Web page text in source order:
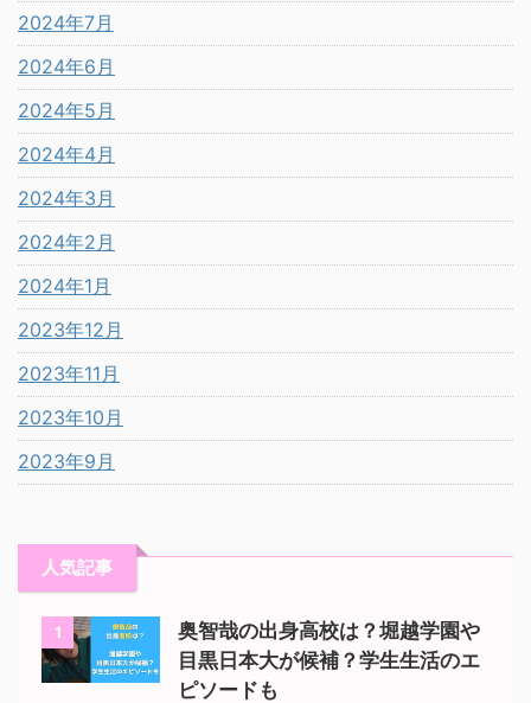
2024年7月
2024年6月
2024年5月
2024年4月
2024年3月
2024年2月
2024年1月
2023年12月
2023年11月
2023年10月
2023年9月
人気記事
1
奥智哉の出身高校は？堀越学園や
目黒日本大が候補？学生生活のエ
ピソードも